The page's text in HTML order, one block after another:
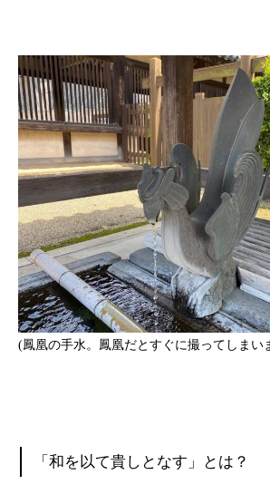
(鳳凰の手水。鳳凰だとすぐに撮ってしまい
「和を以て貴しとなす」とは？